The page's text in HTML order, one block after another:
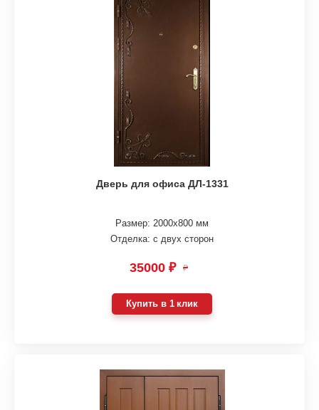
Дверь для офиса ДЛ-1331
Размер: 2000х800 мм
Отделка: с двух сторон
35000 ₽ ₽
Купить в 1 клик